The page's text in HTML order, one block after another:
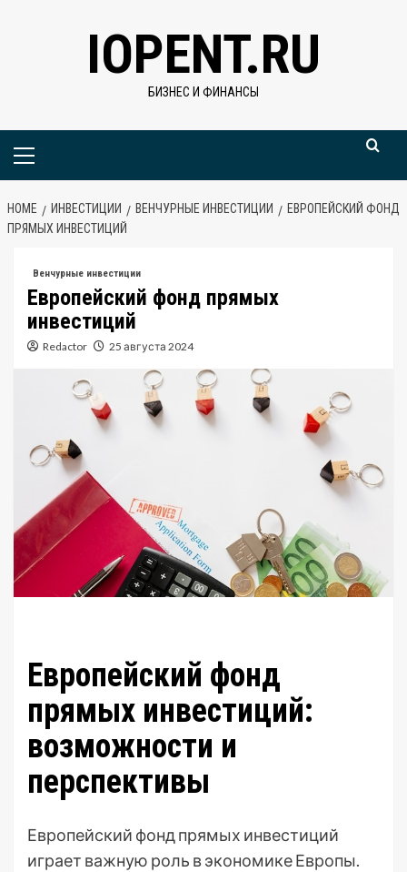
IOPENT.RU
БИЗНЕС И ФИНАНСЫ
Primary
HOME ИНВЕСТИЦИИ ВЕНЧУРНЫЕ ИНВЕСТИЦИИ
ЕВРОПЕЙСКИЙ ФОНД
ПРЯМЫХ ИНВЕСТИЦИЙ
Венчурные инвестиции
Европейский фонд прямых
инвестиций
Redactor 25 августа 2024
Европейский фонд
прямых инвестиций:
возможности и
перспективы
Европейский фонд прямых инвестиций
играет важную роль в экономике Европы.